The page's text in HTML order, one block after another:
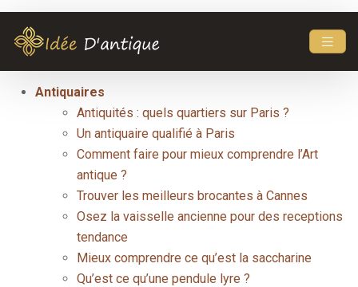
Plan du site
Antiquaires
Antiquités : quels quartiers sur Paris ?
Un antiquaire qualifié à Paris
Comment faire pour mieux comprendre l’Art
antique ?
Trouver les meilleurs brocantes à Cannes
Osez la vaisselle ancienne pour des receptions
tendance
Mieux comprendre ce qu’est la saccharine
Qu’est ce qu’une pendule lyre ?